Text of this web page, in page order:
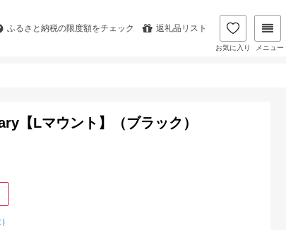
ふるさと納税の限度額をチェック 返礼品リスト
お気に入り メニュー
【Lマウント】（ブラック）